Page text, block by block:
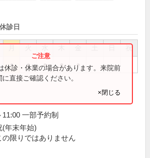
診日
祝
● ● ● ● ●
休診・休業の場合があります。来院前
直接ご確認ください。
×閉じる
11:00 一部予約制
(年末年始)
限りではありません